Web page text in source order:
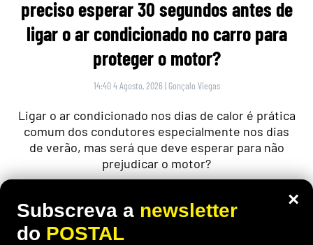
preciso esperar 30 segundos antes de
ligar o ar condicionado no carro para
proteger o motor?
14:40 4 Agosto, 2026 | Gonçalo Viegas
Ligar o ar condicionado nos dias de calor é prática
comum dos condutores especialmente nos dias
de verão, mas será que deve esperar para não
prejudicar o motor?
×
Subscreva a newsletter
do POSTAL